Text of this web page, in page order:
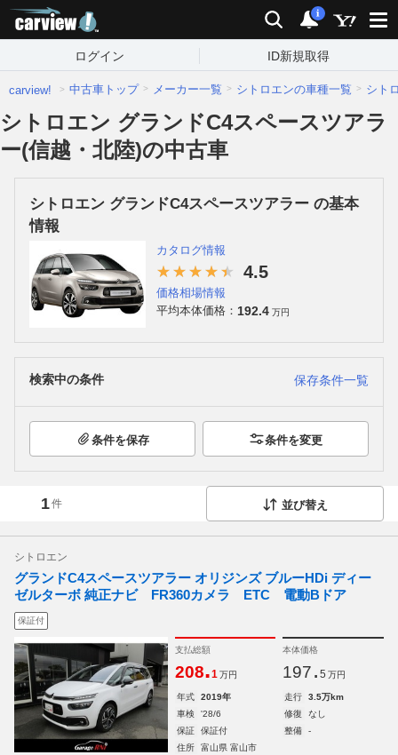
検索 通知
i
ログイン ID新規取得
carview! 中古車トップ メーカー一覧 シトロエンの車種一覧 シト
シトロエン グランドC4スペースツアラ
ー(信越・北陸)の中古車
シトロエン グランドC4スペースツアラー の基本
情報
カタログ情報
4.5
価格相場情報
平均本体価格： 192.4 万円
検索中の条件 保存条件一覧
条件を保存 条件を変更
1件 並び替え
シトロエン
グランドC4スペースツアラー オリジンズ ブルーHDi ディー
ゼルターボ 純正ナビ FR360カメラ ETC 電動Bドア
保証付
支払総額
208.1 万円
本体価格
197. 5 万円
年式 2019年 走行
3.5万km
車検
'28/6 修復
なし
保証
保証付 整備
-
住所
富山県 富山市